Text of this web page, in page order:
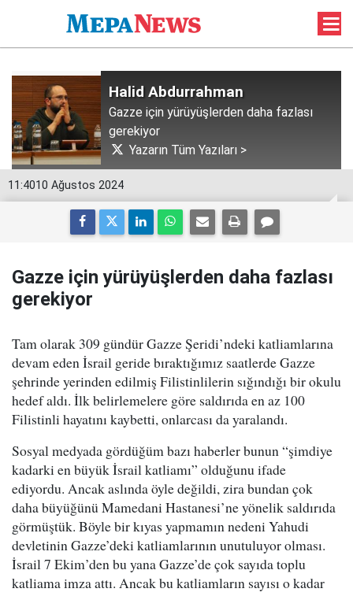
Halid Abdurrahman
Gazze için yürüyüşlerden daha fazlası
gerekiyor
Yazarın Tüm Yazıları >
11:4010 Ağustos 2024
Gazze için yürüyüşlerden daha fazlası
gerekiyor
Tam olarak 309 gündür Gazze Şeridi’ndeki katliamlarına
devam eden İsrail geride bıraktığımız saatlerde Gazze
şehrinde yerinden edilmiş Filistinlilerin sığındığı bir okulu
hedef aldı. İlk belirlemelere göre saldırıda en az 100
Filistinli hayatını kaybetti, onlarcası da yaralandı.
Sosyal medyada gördüğüm bazı haberler bunun “şimdiye
kadarki en büyük İsrail katliamı” olduğunu ifade
ediyordu. Ancak aslında öyle değildi, zira bundan çok
daha büyüğünü Mamedani Hastanesi’ne yönelik saldırıda
görmüştük. Böyle bir kıyas yapmamın nedeni Yahudi
devletinin Gazze’deki katliamlarının unutuluyor olması.
İsrail 7 Ekim’den bu yana Gazze’de çok sayıda toplu
katliama imza attı. Ancak bu katliamların sayısı o kadar